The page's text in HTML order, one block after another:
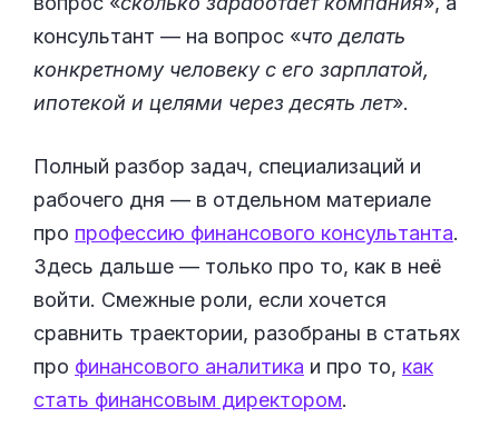
консультант — на вопрос «что делать
конкретному человеку с его зарплатой,
ипотекой и целями через десять лет».
Полный разбор задач, специализаций и
рабочего дня — в отдельном материале
про профессию финансового консультанта.
Здесь дальше — только про то, как в неё
войти. Смежные роли, если хочется
сравнить траектории, разобраны в статьях
про финансового аналитика и про то, как
стать финансовым директором.